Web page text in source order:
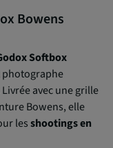
Bowens
Softbox
avec une grille
Bowens, elle
lesshootings en